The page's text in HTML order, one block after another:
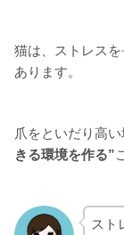
猫は、ストレス
あります。
爪をといだり高い
きる環境を作る”
スト